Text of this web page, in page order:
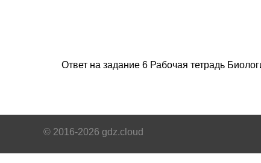
Ответ на задание 6 Рабочая тетрадь
© 2016-2026 gdz.cloud